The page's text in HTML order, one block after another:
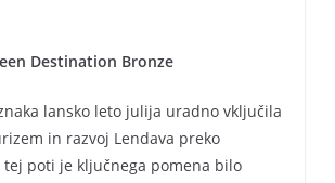
Destination Bronze
lansko leto julija uradno vključila
in razvoj Lendava preko
poti je ključnega pomena bilo